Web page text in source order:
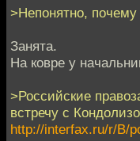
>Непонятно,
Занята.
На ковре у
>Российские
встречу с
http://interfax.ru/r/B/